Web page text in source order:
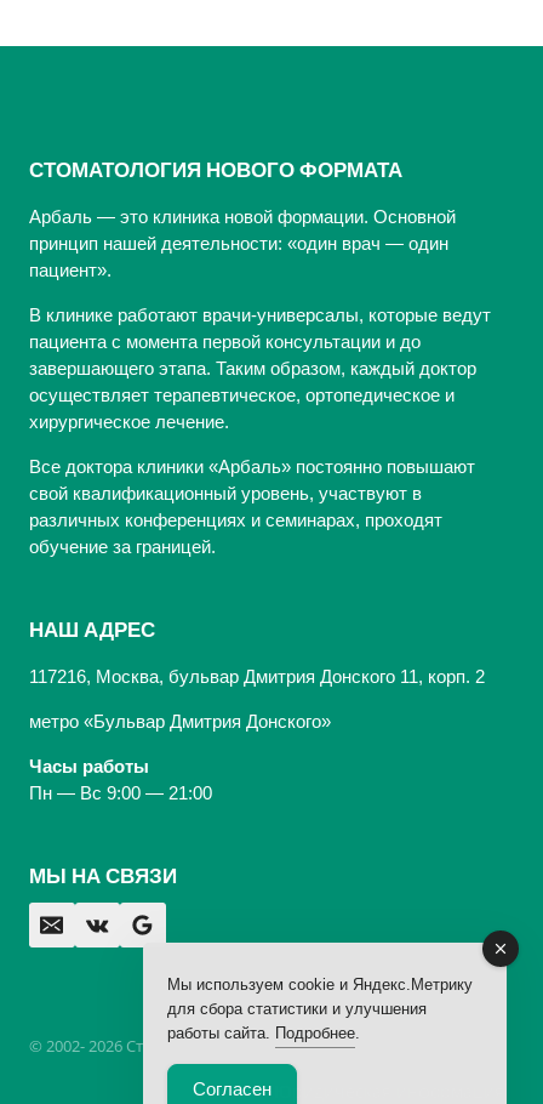
СТОМАТОЛОГИЯ НОВОГО ФОРМАТА
Арбаль — это клиника новой формации. Основной
принцип нашей деятельности: «один врач — один
пациент».
В клинике работают врачи-универсалы, которые ведут
пациента с момента первой консультации и до
завершающего этапа. Таким образом, каждый доктор
осуществляет терапевтическое, ортопедическое и
хирургическое лечение.
Все доктора клиники «Арбаль» постоянно повышают
свой квалификационный уровень, участвуют в
различных конференциях и семинарах, проходят
обучение за границей.
НАШ АДРЕС
117216, Москва, бульвар Дмитрия Донского 11, корп. 2
метро «Бульвар Дмитрия Донского»
Часы работы
Пн — Вс 9:00 — 21:00
МЫ НА СВЯЗИ
© 2002- 2026 Стоматологическая Клиника «Арбаль»,
Мы используем cookie и Яндекс.Метрику
для сбора статистики и улучшения
работы сайта. Подробнее.
Согласен